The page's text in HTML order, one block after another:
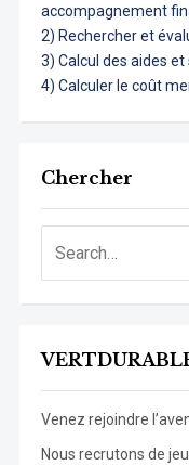
accompagnement
2) Rechercher et
3) Calcul des aides
4) Calculer le coût
Chercher
Venez rejoindre
Nous recrutons de